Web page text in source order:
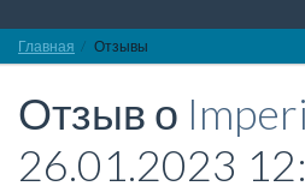
Красота и здоровье
Интернет Путешествие и отдых
Недвижимость Работа Гос.
Главная Отзывы
Отзыв о
26.01.2023